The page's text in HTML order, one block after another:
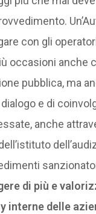
con gli
occasioni anche
pubblica, ma
e di
anche
di più e
interne delle